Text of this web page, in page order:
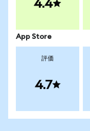
4.4
App Store
評価
4.7